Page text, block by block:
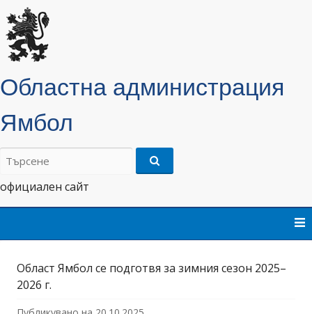
Областна администрация
Ямбол
Търсене
официален сайт
Област Ямбол се подготвя за зимния сезон 2025–
2026 г.